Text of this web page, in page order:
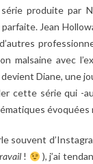
produite par
Jean
malsaine avec
Diane, une
cette série qui -
évoquées
souvent
!
), j’ai